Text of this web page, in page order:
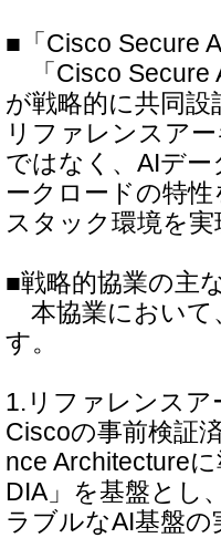
■「Cisco Secure
「Cisco Secure
が戦略的に共同
リファレンスア
ではなく、AIデ
ークロードの特
スタック環境を実
■戦略的協業の主
本協業において
す。
1.リファレンスア
Ciscoの事前検証
nce Architecture
DIA」を基盤とし
ラブルなAI基盤の